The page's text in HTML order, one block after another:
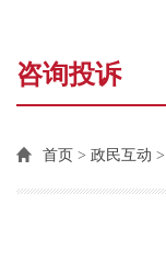
咨询投诉
首页 > 政民互动 >